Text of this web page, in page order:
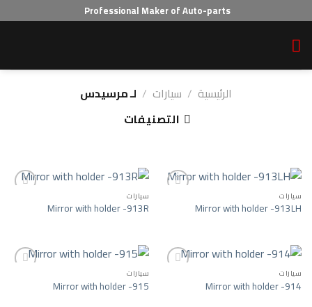
to
content
Professional Maker of Auto-parts
الرئيسية / سيارات / لـ مرسيدس
التصنيفات
Add to wishlist
سيارات
Mirror with holder -913LH
سيارات
Mirror with holder -913R
Add to wishlist
سيارات
Mirror with holder -914
سيارات
Mirror with holder -915